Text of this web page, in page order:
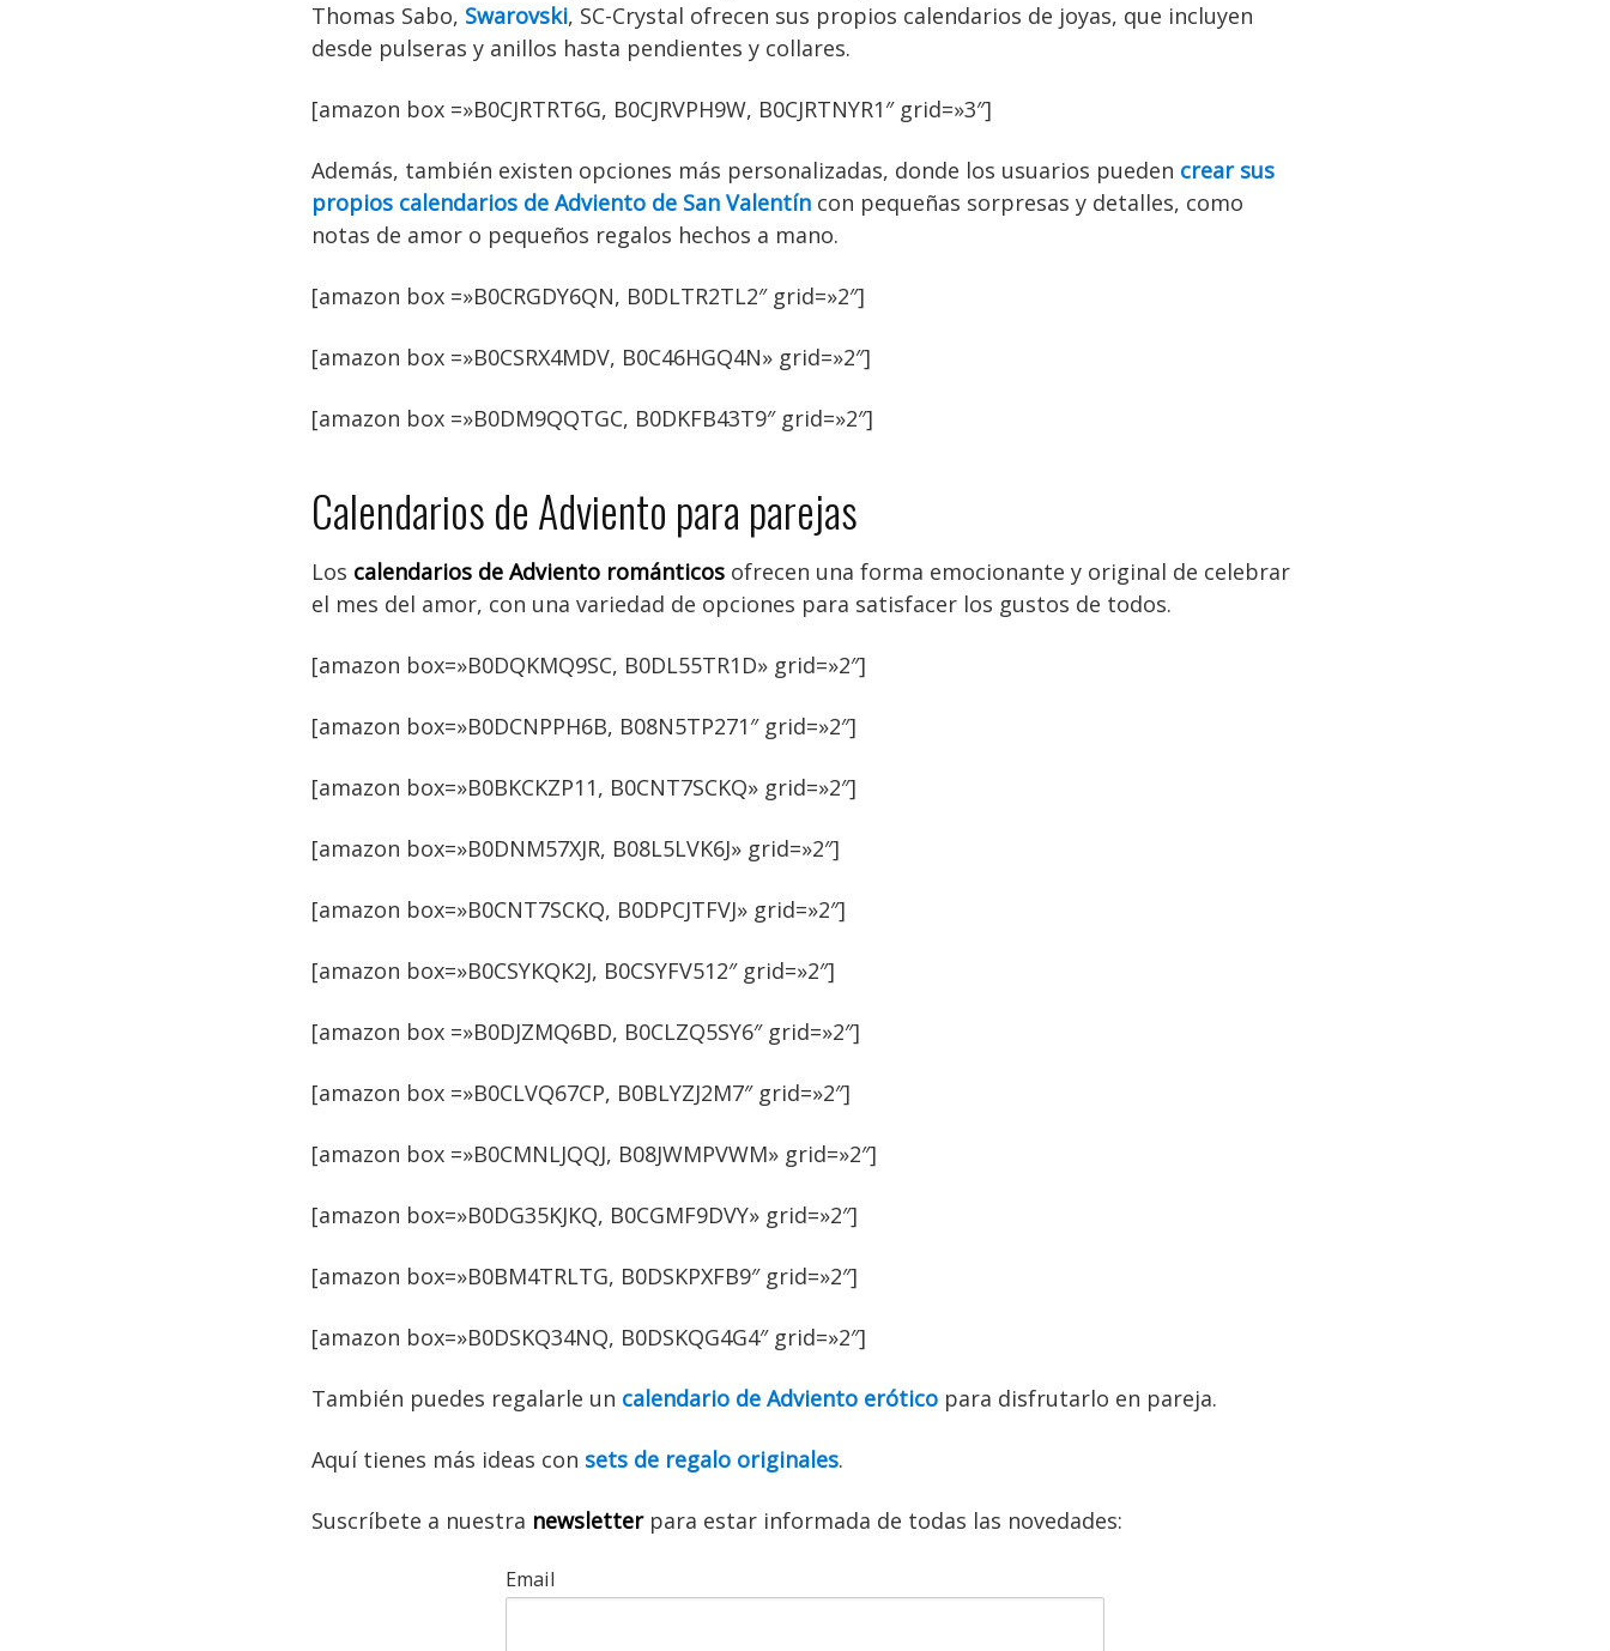
Thomas Sabo, Swarovski, SC-Crystal ofrecen sus propios calendarios de joyas, que incluyen
desde pulseras y anillos hasta pendientes y collares.
[amazon box =»B0CJRTRT6G, B0CJRVPH9W, B0CJRTNYR1″ grid=»3″]
Además, también existen opciones más personalizadas, donde los usuarios pueden crear sus
propios calendarios de Adviento de San Valentín con pequeñas sorpresas y detalles, como
notas de amor o pequeños regalos hechos a mano.
[amazon box =»B0CRGDY6QN, B0DLTR2TL2″ grid=»2″]
[amazon box =»B0CSRX4MDV, B0C46HGQ4N» grid=»2″]
[amazon box =»B0DM9QQTGC, B0DKFB43T9″ grid=»2″]
Calendarios de Adviento para parejas
Los calendarios de Adviento románticos ofrecen una forma emocionante y original de celebrar
el mes del amor, con una variedad de opciones para satisfacer los gustos de todos.
[amazon box=»B0DQKMQ9SC, B0DL55TR1D» grid=»2″]
[amazon box=»B0DCNPPH6B, B08N5TP271″ grid=»2″]
[amazon box=»B0BKCKZP11, B0CNT7SCKQ» grid=»2″]
[amazon box=»B0DNM57XJR, B08L5LVK6J» grid=»2″]
[amazon box=»B0CNT7SCKQ, B0DPCJTFVJ» grid=»2″]
[amazon box=»B0CSYKQK2J, B0CSYFV512″ grid=»2″]
[amazon box =»B0DJZMQ6BD, B0CLZQ5SY6″ grid=»2″]
[amazon box =»B0CLVQ67CP, B0BLYZJ2M7″ grid=»2″]
[amazon box =»B0CMNLJQQJ, B08JWMPVWM» grid=»2″]
[amazon box=»B0DG35KJKQ, B0CGMF9DVY» grid=»2″]
[amazon box=»B0BM4TRLTG, B0DSKPXFB9″ grid=»2″]
[amazon box=»B0DSKQ34NQ, B0DSKQG4G4″ grid=»2″]
También puedes regalarle un calendario de Adviento erótico para disfrutarlo en pareja.
Aquí tienes más ideas con sets de regalo originales.
Suscríbete a nuestra newsletterpara estar informada de todas las novedades:
Email